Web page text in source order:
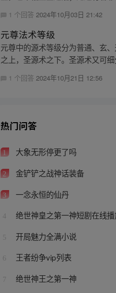
1 个回答 2024年10月03日 21:42
元尊法术等级
元尊中的源术等级分为普通、玄
之上，圣源术之下。圣源术又可
1 个回答2024年10月21日 12:56
热门问答
1 大象无形停更了吗
2 金铲铲之战神话装备
3 一念永恒的仙丹
4 绝世神皇之第一神短剧在线
5 开局魅力全满小说
6 王者纷争vip列表
7 绝世神王之第一神